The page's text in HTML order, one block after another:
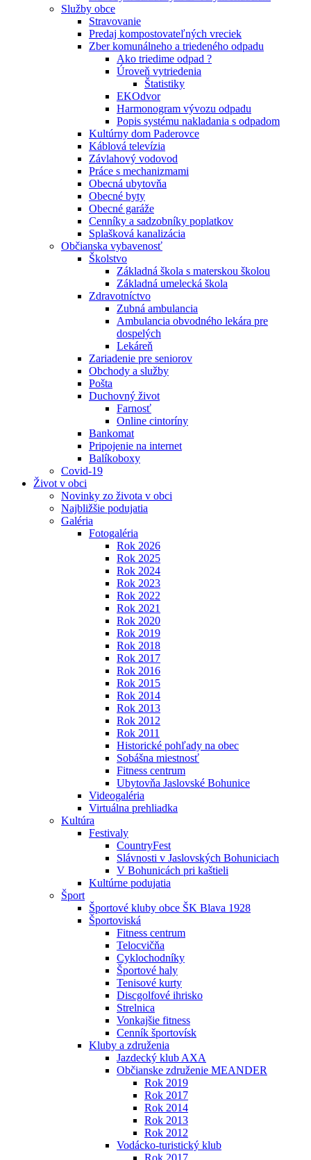
Služby obce
Stravovanie
Predaj kompostovateľných vreciek
Zber komunálneho a triedeného odpadu
Ako triedime odpad ?
Úroveň vytriedenia
Štatistiky
EKOdvor
Harmonogram vývozu odpadu
Popis systému nakladania s odpadom
Kultúrny dom Paderovce
Káblová televízia
Závlahový vodovod
Práce s mechanizmami
Obecná ubytovňa
Obecné byty
Obecné garáže
Cenníky a sadzobníky poplatkov
Splašková kanalizácia
Občianska vybavenosť
Školstvo
Základná škola s materskou školou
Základná umelecká škola
Zdravotníctvo
Zubná ambulancia
Ambulancia obvodného lekára pre
dospelých
Lekáreň
Zariadenie pre seniorov
Obchody a služby
Pošta
Duchovný život
Farnosť
Online cintoríny
Bankomat
Pripojenie na internet
Balíkoboxy
Covid-19
Život v obci
Novinky zo života v obci
Najbližšie podujatia
Galéria
Fotogaléria
Rok 2026
Rok 2025
Rok 2024
Rok 2023
Rok 2022
Rok 2021
Rok 2020
Rok 2019
Rok 2018
Rok 2017
Rok 2016
Rok 2015
Rok 2014
Rok 2013
Rok 2012
Rok 2011
Historické pohľady na obec
Sobášna miestnosť
Fitness centrum
Ubytovňa Jaslovské Bohunice
Videogaléria
Virtuálna prehliadka
Kultúra
Festivaly
CountryFest
Slávnosti v Jaslovských Bohuniciach
V Bohunicách pri kaštieli
Kultúrne podujatia
Šport
Športové kluby obce ŠK Blava 1928
Športoviská
Fitness centrum
Telocvičňa
Cyklochodníky
Športové haly
Tenisové kurty
Discgolfové ihrisko
Strelnica
Vonkajšie fitness
Cenník športovísk
Kluby a združenia
Jazdecký klub AXA
Občianske združenie MEANDER
Rok 2019
Rok 2017
Rok 2014
Rok 2013
Rok 2012
Vodácko-turistický klub
Rok 2017